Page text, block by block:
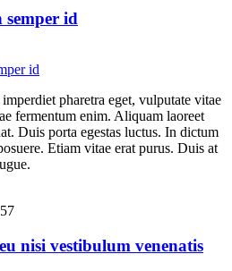
semper id
pharetra eget, vulputate vitae
fermentum enim. Aliquam laoreet
Duis porta egestas luctus. In dictum
Etiam vitae erat purus. Duis at
nisi vestibulum venenatis